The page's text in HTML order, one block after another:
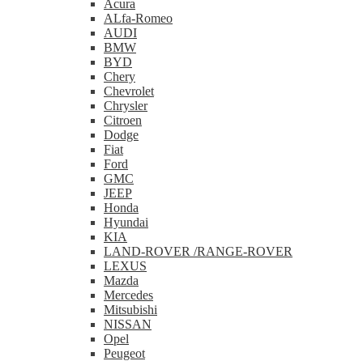
Acura
ALfa-Romeo
AUDI
BMW
BYD
Chery
Chevrolet
Chrysler
Citroen
Dodge
Fiat
Ford
GMC
JEEP
Honda
Hyundai
KIA
LAND-ROVER /RANGE-ROVER
LEXUS
Mazda
Mercedes
Mitsubishi
NISSAN
Opel
Peugeot